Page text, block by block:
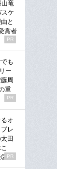
山竜
ケ
と
賞者
PR
も
ー
周
重
PR
オ
レ
田
②》
PR